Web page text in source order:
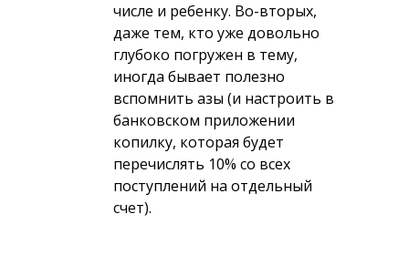
числе и ребенку. Во-вторых,
даже тем, кто уже довольно
глубоко погружен в тему,
иногда бывает полезно
вспомнить азы (и настроить в
банковском приложении
копилку, которая будет
перечислять 10% со всех
поступлений на отдельный
счет).